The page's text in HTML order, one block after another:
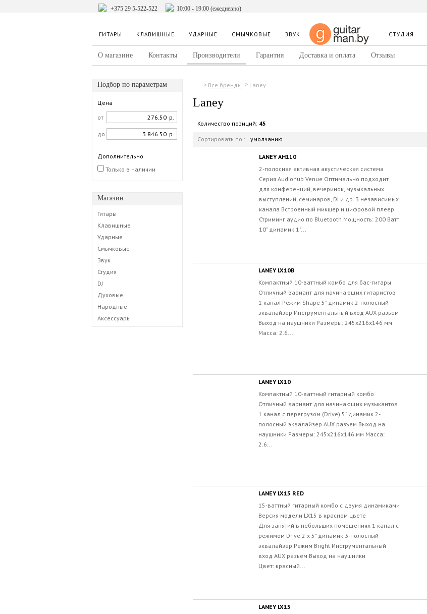
+375 29 5-522-522 10:00 - 19:00 (ежедневно)
ГИТАРЫ КЛАВИШНЫЕ УДАРНЫЕ СМЫЧКОВЫЕ ЗВУК СТУДИЯ
О магазине Контакты Производители Гарантия Доставка и оплата Отзывы
Подбор по параметрам
Цена
от
р.
до р.
Дополнительно
Только в наличии
Магазин
Гитары
Клавишные
Ударные
Смычковые
Звук
Студия
DJ
Духовые
Народные
Аксессуары
Все бренды Laney
Laney
Количество позиций: 45
Сортировать по : умолчанию
LANEY AH110
2-полосная активная акустическая система
Серия Audiohub Venue Оптимально подходит
для конференций, вечеринок, музыкальных
выступлений, семинаров, DJ и др. 3 независимых
канала Встроенный микшер и цифровой плеер
Стриминг аудио по Bluetooth Мощность: 200 Ватт
10" динамик 1"...
LANEY LX10B
Компактный 10-ваттный комбо для бас-гитары
Отличный вариант для начинающих гитаристов
1 канал Режим Shape 5" динамик 2-полосный
эквалайзер Инструментальный вход AUX разъем
Выход на наушники Размеры: 245x216x146 мм
Масса: 2.6...
LANEY LX10
Компактный 10-ваттный гитарный комбо
Отличный вариант для начинающих музыкантов
1 канал с перегрузом (Drive) 5" динамик 2-
полосный эквалайзер AUX разъем Выход на
наушники Размеры: 245x216x146 мм Масса:
2.6...
LANEY LX15 RED
15-ваттный гитарный комбо с двумя динамиками
Версия модели LX15 в красном цвете
Для занятий в небольших помещениях 1 канал с
режимом Drive 2 x 5" динамик 3-полосный
эквалайзер Режим Bright Инструментальный
вход AUX разъем Выход на наушники
Цвет: красный...
LANEY LX15